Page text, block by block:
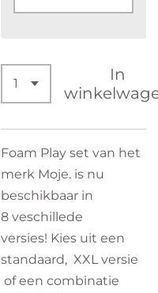
In
Foam Play set van het
merk Moje. is nu
beschikbaar in
8 veschillede
versies! Kies uit een
standaard, XXL versie
of een combinatie